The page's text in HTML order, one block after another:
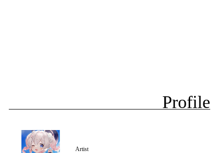
Profile
Artist